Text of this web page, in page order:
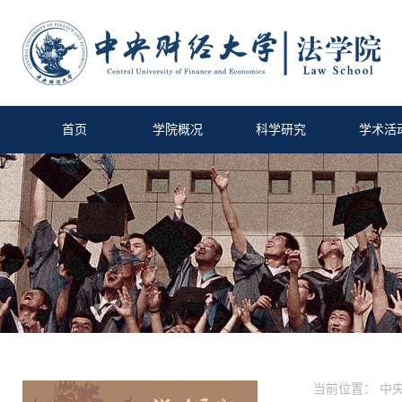
首页 学院概况 科学研究 学术活
当前位置： 中